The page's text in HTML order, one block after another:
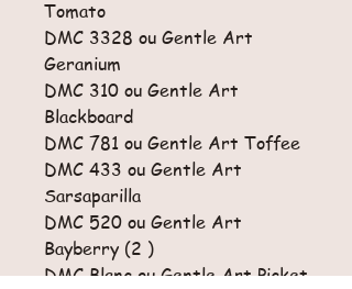
Tomato
DMC 3328 ou Gentle Art
Geranium
DMC 310 ou Gentle Art
Blackboard
DMC 781 ou Gentle Art Toffee
DMC 433 ou Gentle Art
Sarsaparilla
DMC 520 ou Gentle Art
Bayberry (2 )
DMC Blanc ou Gentle Art Picket